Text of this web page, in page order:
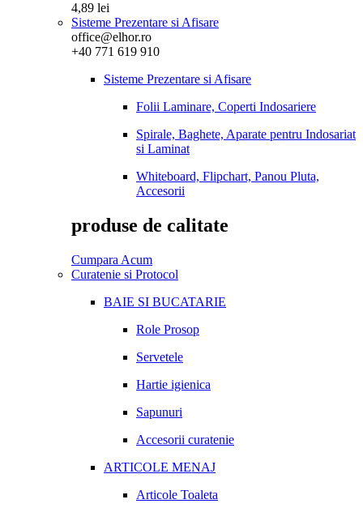
4,89 lei
Sisteme Prezentare si Afisare
office@elhor.ro
+40 771 619 910
Sisteme Prezentare si Afisare
Folii Laminare, Coperti Indosariere
Spirale, Baghete, Aparate pentru Indosariat
si Laminat
Whiteboard, Flipchart, Panou Pluta,
Accesorii
produse de calitate
Cumpara Acum
Curatenie si Protocol
BAIE SI BUCATARIE
Role Prosop
Servetele
Hartie igienica
Sapunuri
Accesorii curatenie
ARTICOLE MENAJ
Articole Toaleta